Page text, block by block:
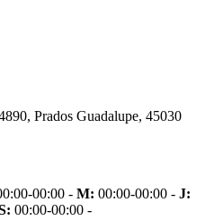
Prados Guadalupe, 45030
00:00 - M: 00:00-00:00 - J:
00:00-00:00 -